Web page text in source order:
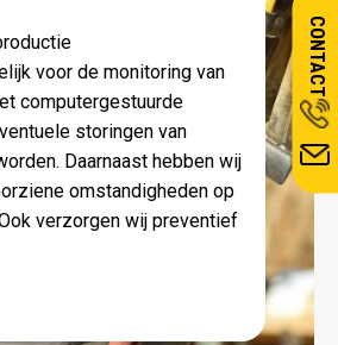
voor de monitoring van
computergestuurde
storingen van
Daarnaast hebben wij
omstandigheden op
verzorgen wij preventief
CONTACT